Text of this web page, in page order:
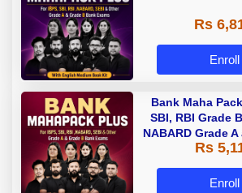
Rs
Bank Maha
SBI, RBI Grade
NABARD Grade
A & Grade B
Rs